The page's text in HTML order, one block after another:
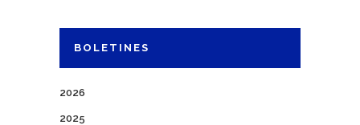
BOLETINES
2026
2025